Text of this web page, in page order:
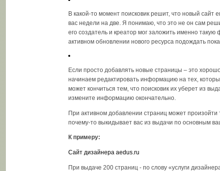
В какой-то момент поисковик решит, что новый сайт
вас недели на две. Я понимаю, что это не он сам
его создатель и креатор мог заложить именно
активном обновлении нового ресурса подождать
Если просто добавлять новые страницы – это
начинаем редактировать информацию на тех,
может кончиться тем, что поисковик их уберет из
измените информацию окончательно.
При активном добавлении страниц может произойти
почему-то выкидывает вас из выдачи по основным
К примеру:
Сайт дизайнера aedus.ru
При выдаче 200 страниц - по слову «услуги